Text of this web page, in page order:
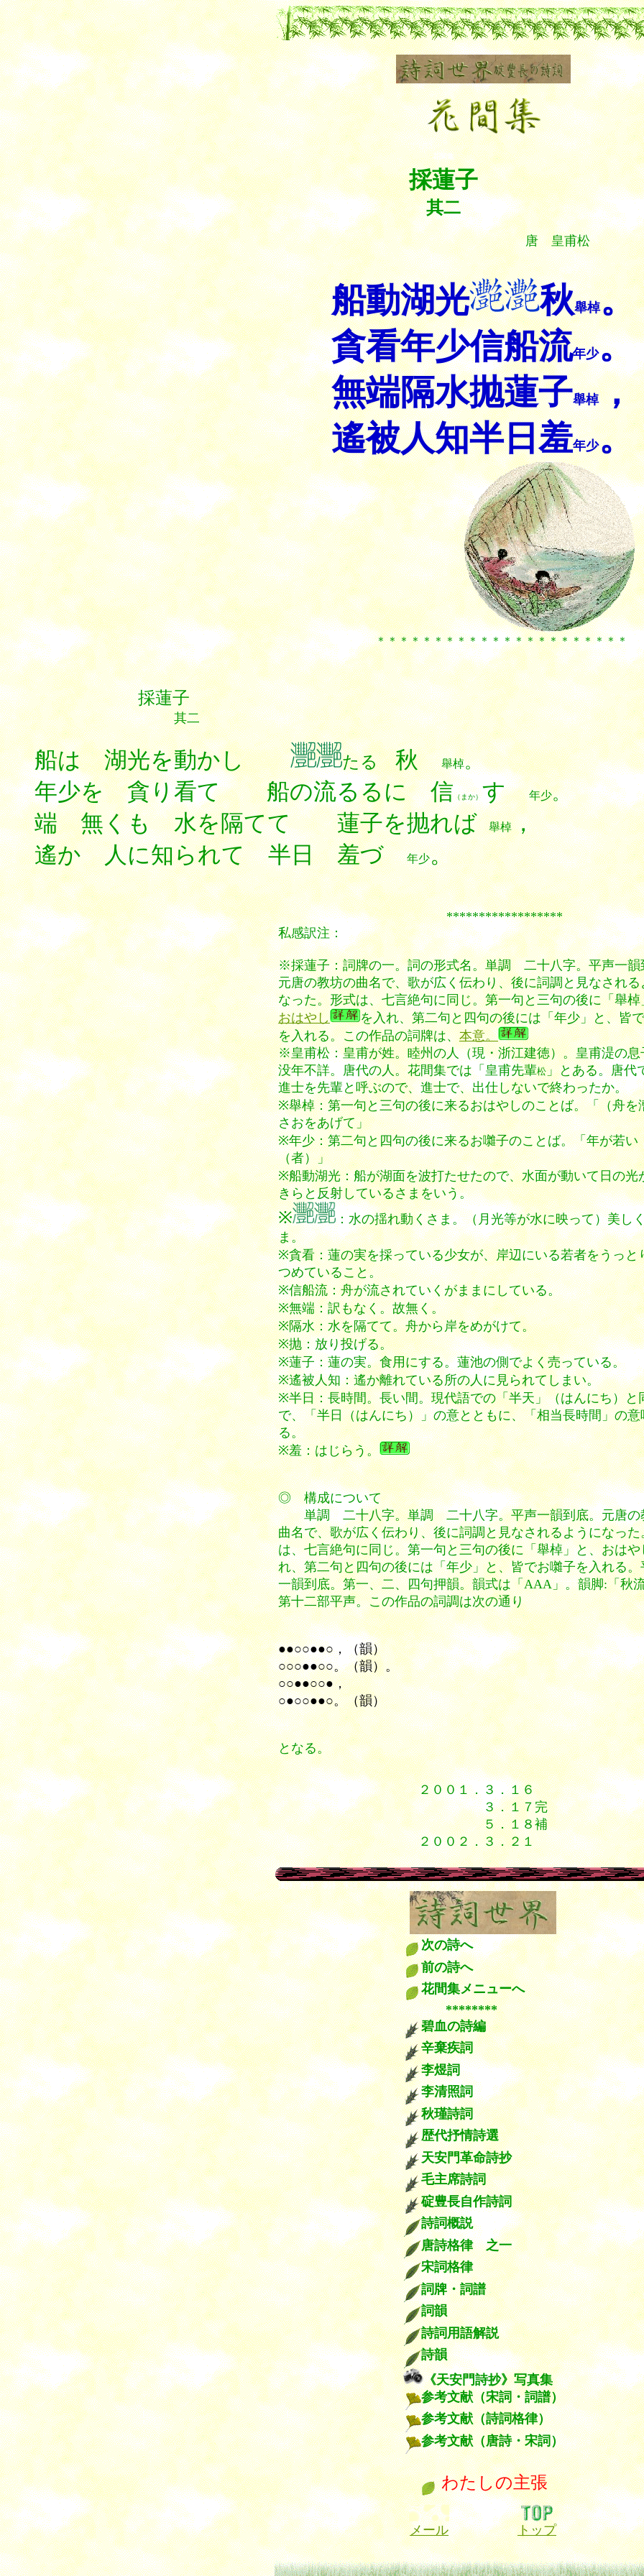
花間集
採蓮子
其二
唐 皇甫松
採蓮子
船動湖光 秋舉棹。
貪看年少信船流年少。
無端隔水抛蓮子舉棹，
遙被人知半日羞年少。
＊＊＊＊＊＊＊＊＊＊＊＊＊＊＊＊＊＊＊＊＊＊
採蓮子
其二
船は 湖光を動かし たる秋舉棹。
年少を 貪り看て 船の流るるに 信（まか）す年少。
端 無くも 水を隔てて 蓮子を抛れば舉棹，
遙か 人に知られて 半日 羞づ年少。
******************
私感訳注：
※採蓮子：詞牌の一。詞の形式名。単調 二十八字。平声一韻
元唐の教坊の曲名で、歌が広く伝わり、後に詞調と見なされる
なった。形式は、七言絶句に同じ。第一句と三句の後に「舉棹
おはやし
を入れ、第二句と四句の後には「年少」と、皆
を入れる。この作品の詞牌は、本意。
※皇甫松：皇甫が姓。睦州の人（現・浙江建徳）。皇甫湜の息
没年不詳。唐代の人。花間集では「皇甫先輩松」とある。唐代
進士を先輩と呼ぶので、進士で、出仕しないで終わったか。
※舉棹：第一句と三句の後に来るおはやしのことば。「（舟を
さおをあげて」
※年少：第二句と四句の後に来るお囃子のことば。「年が若い
（者）」
※船動湖光：船が湖面を波打たせたので、水面が動いて日の光
きらと反射しているさまをいう。
※
：水の揺れ動くさま。（月光等が水に映って）美し
ま。
※貪看：蓮の実を採っている少女が、岸辺にいる若者をうっと
つめていること。
※信船流：舟が流されていくがままにしている。
※無端：訳もなく。故無く。
※隔水：水を隔てて。舟から岸をめがけて。
※抛：放り投げる。
※蓮子：蓮の実。食用にする。蓮池の側でよく売っている。
※遙被人知：遙か離れている所の人に見られてしまい。
※半日：長時間。長い間。現代語での「半天」（はんにち）と
で、「半日（はんにち）」の意とともに、「相当長時間」の意
る。
※羞：はじらう。
◎ 構成について
単調 二十八字。単調 二十八字。平声一韻到底。元唐の
曲名で、歌が広く伝わり、後に詞調と見なされるようになった
は、七言絶句に同じ。第一句と三句の後に「舉棹」と、おはや
れ、第二句と四句の後には「年少」と、皆でお囃子を入れる。
一韻到底。第一、二、四句押韻。韻式は「AAA」。韻脚:「秋
第十二部平声。この作品の詞調は次の通り
●●○○●●○，
（韻）
○○○●●○○。（韻）。
○○●●○○●，
○●○○●●○。（韻）
となる。
２００１．３．１６
３．１７完
５．１８補
２００２．３．２１
漢詩 唐詩 漢詩 宋詞 漢詩 唐詩 漢詩 宋詞 漢詩 漢詩 唐詩 漢詩 宋詞 漢詩 唐詩 漢詩 宋
次の詩へ
前の詩へ
花間集メニューへ
********
碧血の詩編
辛棄疾詞
李煜詞
李清照詞
秋瑾詩詞
歴代抒情詩選
天安門革命詩抄
毛主席詩詞
碇豊長自作詩詞
詩詞概説
唐詩格律 之一
宋詞格律
詞牌・詞譜
詞韻
詩詞用語解説
詩韻
《天安門詩抄》写真集
参考文献（宋詞・詞譜）
参考文献（詩詞格律）
参考文献（唐詩・宋詞）
わたしの主張
メール トップ